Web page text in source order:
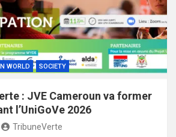
WORLD SOCIETY
: JVE Cameroun va former
l’UniGoVe 2026
TribuneVerte